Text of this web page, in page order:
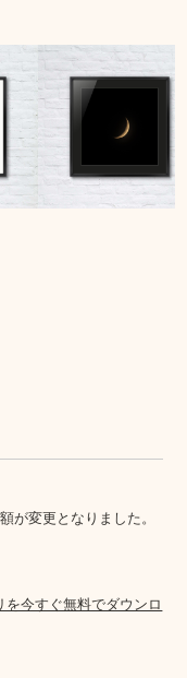
が変更となりました。
今すぐ無料でダウンロ